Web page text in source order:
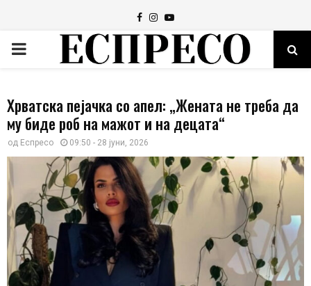
Facebook
Instagram
Youtube
PRIMARY
Хрватска пејачка со апел: „Жената не треба да
му биде роб на мажот и на децата“
од Еспресо 09:50 - 28 јуни, 2026